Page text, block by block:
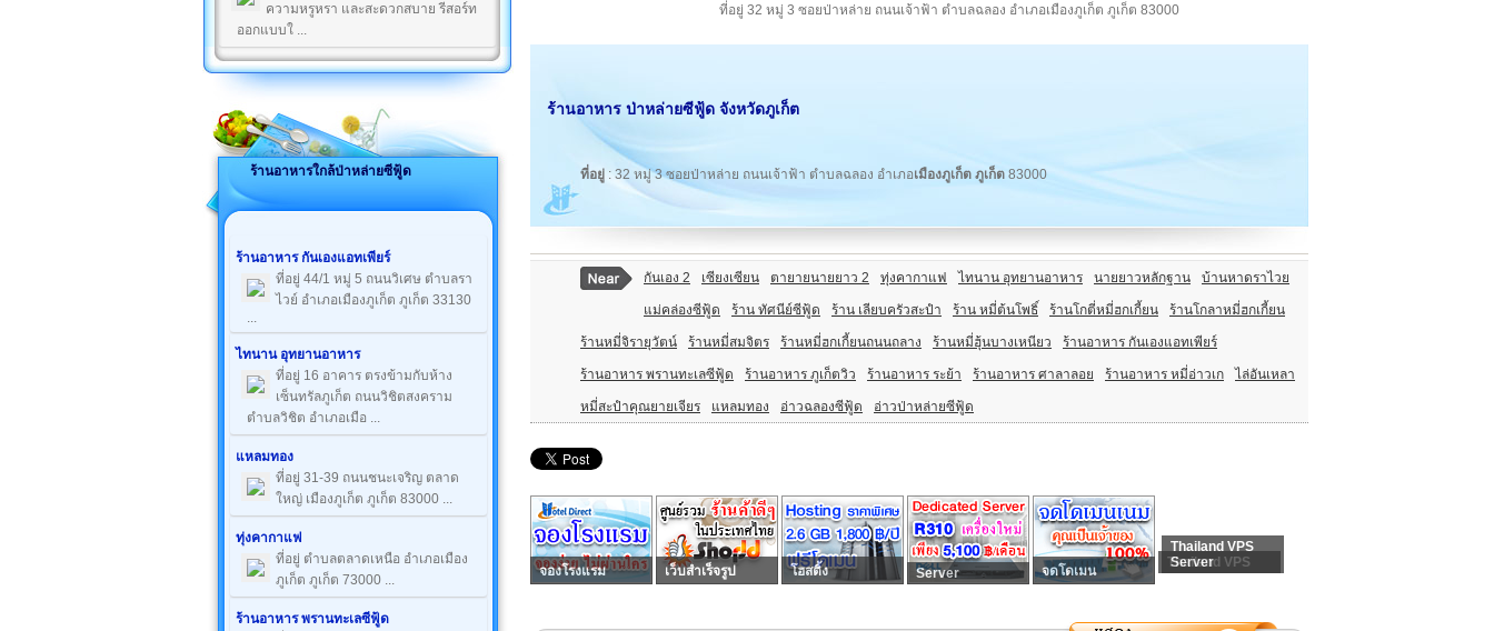
ความหรูหรา และสะดวกสบาย รีสอร์ท
ออกแบบใ ...
ร้านอาหารใกล้ป่าหล่ายซีฟู้ด
ร้านอาหาร กันเองแอทเพียร์
ที่อยู่ 44/1 หมู่ 5 ถนนวิเศษ ตำบลรา
ไวย์ อำเภอเมืองภูเก็ต ภูเก็ต 33130
...
ไทนาน อุทยานอาหาร
ที่อยู่ 16 อาคาร ตรงข้ามกับห้าง
เซ็นทรัลภูเก็ต ถนนวิชิตสงคราม
ตำบลวิชิต อำเภอเมือ ...
แหลมทอง
ที่อยู่ 31-39 ถนนชนะเจริญ ตลาด
ใหญ่ เมืองภูเก็ต ภูเก็ต 83000 ...
ทุ่งคากาแฟ
ที่อยู่ ตำบลตลาดเหนือ อำเภอเมือง
ภูเก็ต ภูเก็ต 73000 ...
ร้านอาหาร พรานทะเลซีฟู้ด
ที่อยู่ 32 หมู่ 3 ซอยป่าหล่าย ถนนเจ้าฟ้า ตำบลฉลอง อำเภอเมืองภูเก็ต ภูเก็ต 83000
ร้านอาหาร ป่าหล่ายซีฟู้ด จังหวัดภูเก็ต
ที่อยู่ : 32 หมู่ 3 ซอยป่าหล่าย ถนนเจ้าฟ้า ตำบลฉลอง อำเภอเมืองภูเก็ต ภูเก็ต 83000
กันเอง 2 เซียงเซียน ตายายนายยาว 2 ทุ่งคากาแฟ ไทนาน อุทยานอาหาร นายยาวหลักฐาน บ้านหาดราไวย
แม่คล่องซีฟู้ด ร้าน ทัศนีย์ซีฟู้ด ร้าน เลียบครัวสะปำ ร้าน หมี่ต้นโพธิ์ ร้านโกตี่หมี่ฮกเกี้ยน ร้านโกลาหมี่ฮกเกี้ยน
ร้านหมี่จิรายุวัตน์ ร้านหมี่สมจิตร ร้านหมี่ฮกเกี้ยนถนนถลาง ร้านหมี่ฮุ้นบางเหนียว ร้านอาหาร กันเองแอทเพียร์
ร้านอาหาร พรานทะเลซีฟู้ด ร้านอาหาร ภูเก็ตวิว ร้านอาหาร ระย้า ร้านอาหาร ศาลาลอย ร้านอาหาร หมี่อ่าวเก ไล่อันเหลา
หมี่สะปำคุณยายเจียร แหลมทอง อ่าวฉลองซีฟู้ด อ่าวป่าหล่ายซีฟู้ด
จองโรงแรม เว็บสำเร็จรูป โฮสติ้ง Server จดโดเมน
Thailand VPS
Thailand VPS
Server